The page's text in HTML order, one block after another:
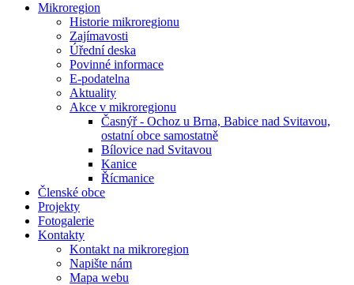
Mikroregion
Historie mikroregionu
Zajímavosti
Úřední deska
Povinné informace
E-podatelna
Aktuality
Akce v mikroregionu
Časnýř - Ochoz u Brna, Babice nad Svitavou,
ostatní obce samostatně
Bílovice nad Svitavou
Kanice
Řícmanice
Členské obce
Projekty
Fotogalerie
Kontakty
Kontakt na mikroregion
Napište nám
Mapa webu